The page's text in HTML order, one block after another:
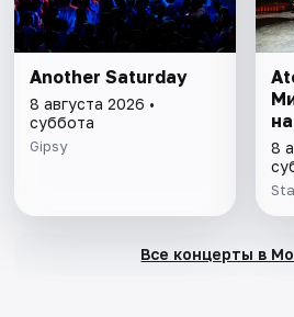
Another Saturday
8 августа 2026 •
суббота
Gipsy
8
Все концерты в